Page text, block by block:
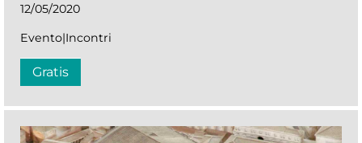
12/05/2020
Evento|Incontri
Gratis